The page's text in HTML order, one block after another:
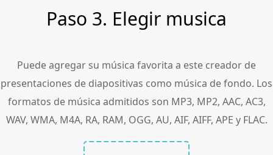
Paso 3. Elegir musica
Puede agregar su música favorita a este creador de
presentaciones de diapositivas como música de fondo. Los
formatos de música admitidos son MP3, MP2, AAC, AC3,
WAV, WMA, M4A, RA, RAM, OGG, AU, AIF, AIFF, APE y FLAC.